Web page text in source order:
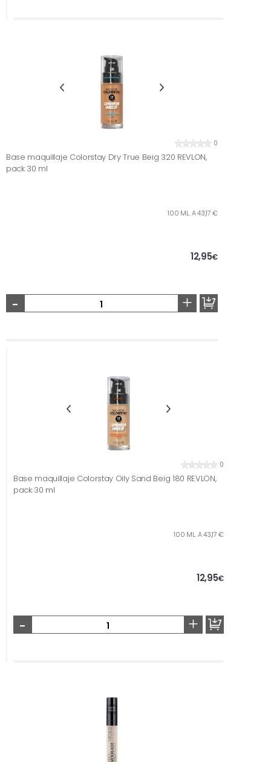
0
Base maquillaje Colorstay Dry True Beig 320 REVLON,
pack 30 ml
100 ML. A 43,17 €
12,95€
- +
0
Base maquillaje Colorstay Oily Sand Beig 180 REVLON,
pack 30 ml
100 ML. A 43,17 €
12,95€
- +